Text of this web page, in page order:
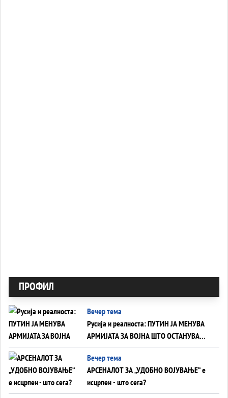
ПРОФИЛ
Вечер тема
Русија и реалноста: ПУТИН ЈА МЕНУВА
АРМИЈАТА ЗА ВОЈНА ШТО ОСТАНУВА
БЕЗ ФРОНТ
Вечер тема
АРСЕНАЛОТ ЗА „УДОБНО ВОЈУВАЊЕ“ е
исцрпен - што сега?